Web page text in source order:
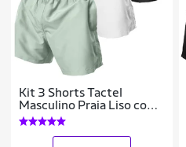
Kit 3 Shorts Tactel
Masculino Praia Liso com
Bolsos Secagem Rápida e
Ajuste